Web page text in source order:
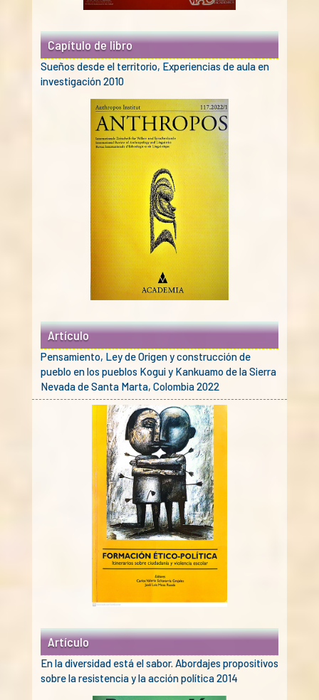
Capítulo de libro
Sueños desde el territorio, Experiencias de aula en
investigación 2010
Artículo
Pensamiento, Ley de Origen y construcción de
pueblo en los pueblos Kogui y Kankuamo de la Sierra
Nevada de Santa Marta, Colombia 2022
Artículo
En la diversidad está el sabor. Abordajes propositivos
sobre la resistencia y la acción política 2014